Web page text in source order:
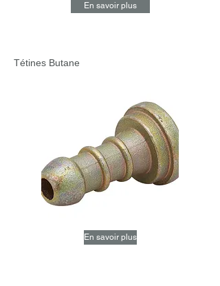
En savoir plus
Tétines Butane
En savoir plus